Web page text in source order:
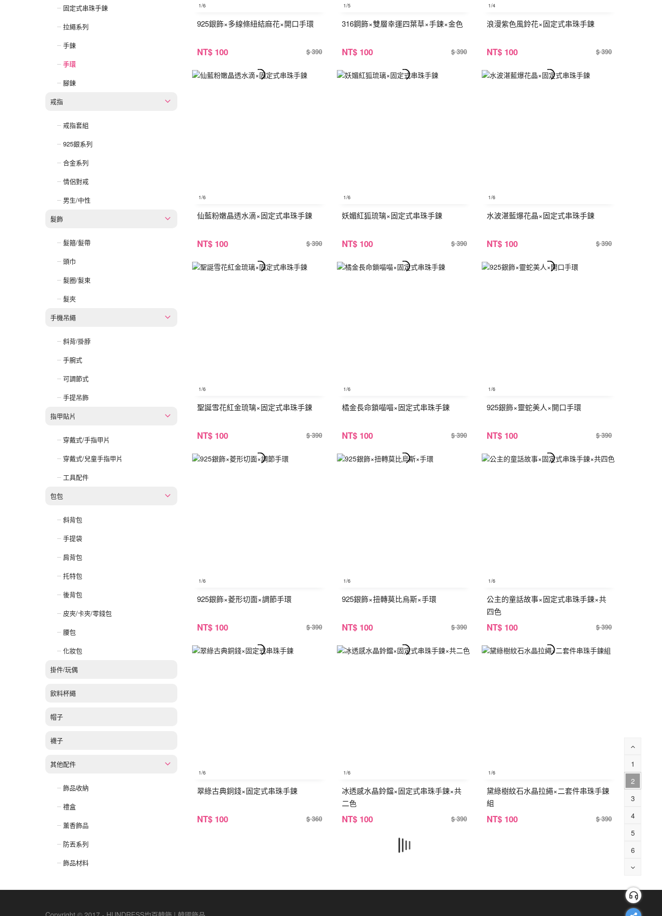
固定式串珠手鍊
拉繩系列
手鍊
手環
腳鍊
戒指
戒指套組
925銀系列
合金系列
情侶對戒
男生/中性
髮飾
髮箍/髮帶
頭巾
髮圈/髮束
髮夾
手機吊繩
斜背/掛脖
手腕式
可調節式
手提吊飾
指甲貼片
穿戴式/手指甲片
穿戴式/兒童手指甲片
工具配件
包包
斜背包
手提袋
肩背包
托特包
後背包
皮夾/卡夾/零錢包
腰包
化妝包
掛件/玩偶
飲料杯繩
帽子
襪子
其他配件
飾品收納
禮盒
薰香飾品
防丟系列
飾品材料
1/6
925銀飾×多線條紐結麻花×開口手環
NT$ 100 $ 390
1/5
316鋼飾×雙層幸運四葉草×手鍊×金色
NT$ 100 $ 390
1/4
浪漫紫色風鈴花×固定式串珠手鍊
NT$ 100 $ 390
1/6
仙藍粉嫩晶透水滴×固定式串珠手鍊
NT$ 100 $ 390
1/6
妖媚紅狐琉璃×固定式串珠手鍊
NT$ 100 $ 390
1/6
水波湛藍爆花晶×固定式串珠手鍊
NT$ 100 $ 390
1/6
聖誕雪花紅金琉璃×固定式串珠手鍊
NT$ 100 $ 390
1/6
橘金長命鎖喵喵×固定式串珠手鍊
NT$ 100 $ 390
1/6
925銀飾×靈蛇美人×開口手環
NT$ 100 $ 390
1/6
925銀飾×菱形切面×調節手環
NT$ 100 $ 390
1/6
925銀飾×扭轉莫比烏斯×手環
NT$ 100 $ 390
1/6
公主的童話故事×固定式串珠手鍊×共
四色
NT$ 100 $ 390
1/6
翠綠古典銅錢×固定式串珠手鍊
NT$ 100 $ 360
1/6
冰透感水晶鈴鐺×固定式串珠手鍊×共
二色
NT$ 100 $ 390
1/6
黛綠樹紋石水晶拉繩×二套件串珠手鍊
組
NT$ 100 $ 390
1
2
3
4
5
6